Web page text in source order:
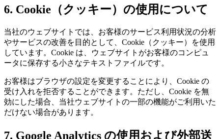
6. Cookie（クッキー）の使用について
当社のウェブサイトでは、お客様のサービス利用状況の分析
やサービスの改善を目的として、Cookie（クッキー）を使用
しています。Cookie は、ウェブサイトがお客様のコンピュ
ータに保存する小さなテキストファイルです。
お客様はブラウザの設定を変更することにより、Cookie の
受け入れを拒否することができます。ただし、Cookie を無
効にした場合、当社ウェブサイトの一部の機能がご利用いた
だけない場合があります。
7. Google Analytics の使用および外部送